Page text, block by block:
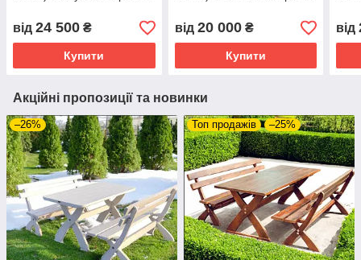
від 24 500 ₴
Купити
від 20 000₴
Купити
від
Акційні пропозиції та новинки
–26% Топ продажів –25%